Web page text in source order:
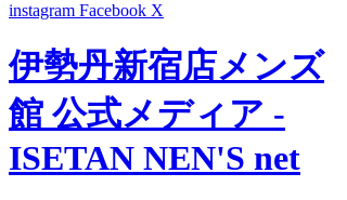
instagram Facebook X
伊勢丹新宿店メンズ
館 公式メディア -
ISETAN NEN'S net